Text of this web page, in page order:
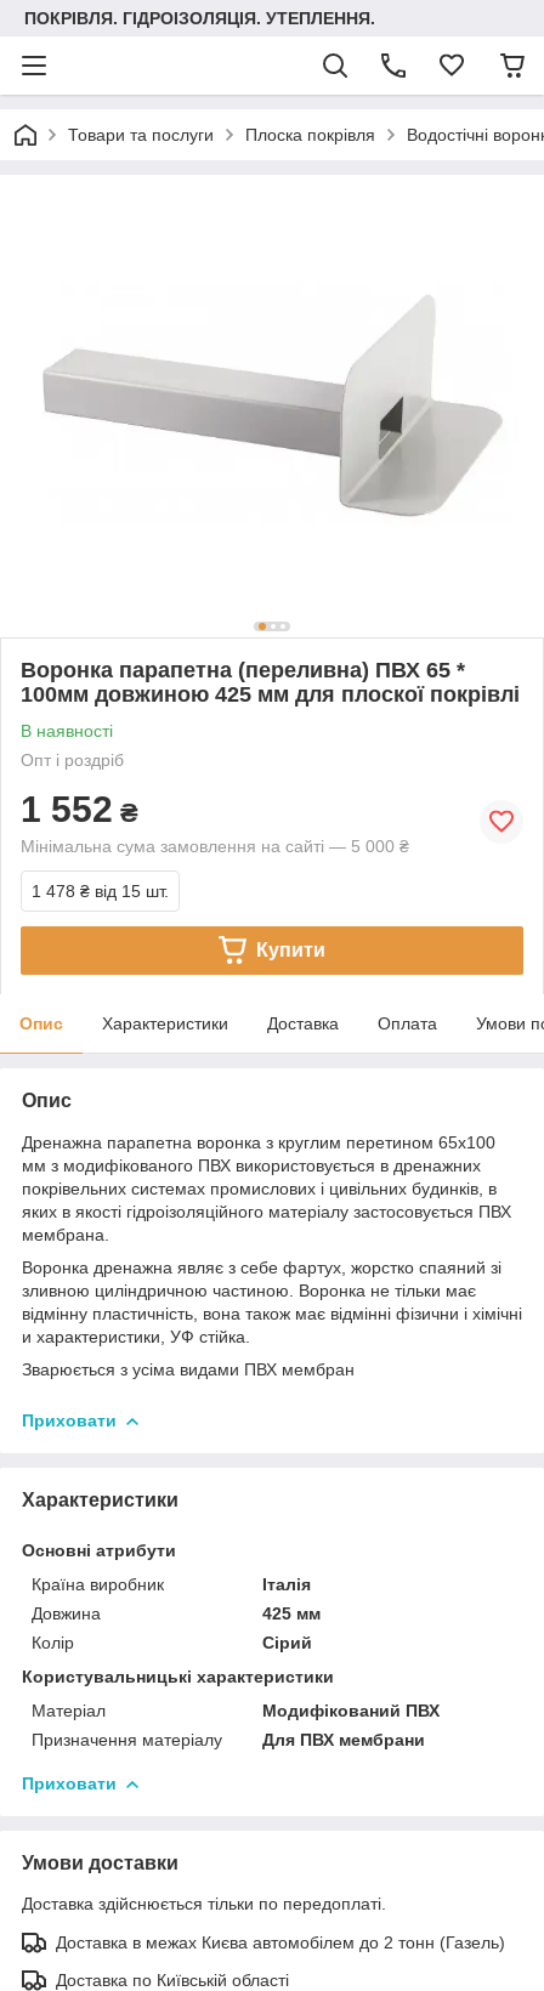
ПОКРІВЛЯ. ГІДРОІЗОЛЯЦІЯ. УТЕПЛЕННЯ.
Товари та послуги Плоска покрівля Водостічні
Воронка парапетна (переливна) ПВХ 65 *
100мм довжиною 425 мм для плоскої покрівлі
В наявності
Опт і роздріб
1 552 ₴
Мінімальна сума замовлення на сайті — 5 000 ₴
1 478 ₴ від 15 шт.
Купити
Опис Характеристики Доставка Оплата Умови
Опис
Дренажна парапетна воронка з круглим перетином 65х100
мм з модифікованого ПВХ використовується в дренажних
покрівельних системах промислових і цивільних будинків, в
яких в якості гідроізоляційного матеріалу застосовується ПВХ
мембрана.
Воронка дренажна являє з себе фартух, жорстко спаяний зі
зливною циліндричною частиною. Воронка не тільки має
відмінну пластичність, вона також має відмінні фізични і хімічні
и характеристики, УФ стійка.
Зварюється з усіма видами ПВХ мембран
Приховати
Характеристики
Основні атрибути
Країна виробник
Італія
Довжина
425 мм
Колір
Сірий
Користувальницькі характеристики
Матеріал
Модифікований ПВХ
Призначення матеріалу
Для ПВХ мембрани
Приховати
Умови доставки
Доставка здійснюється тільки по передоплаті.
Доставка в межах Києва автомобілем до 2 тонн (Газель)
Доставка по Київській області